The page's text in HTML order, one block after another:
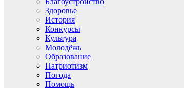
Здоровье
История
Конкурсы
Культура
Молодёжь
Образование
Патриотизм
Погода
Помощь